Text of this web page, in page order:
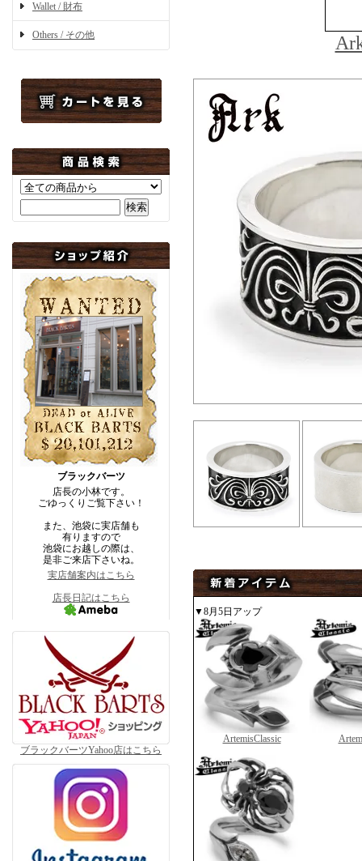
Wallet / 財布
Others / その他
ブラックバーツ
店長の小林です。
ごゆっくりご覧下さい！
また、池袋に実店舗も
有りますので
池袋にお越しの際は、
是非ご来店下さいね。
実店舗案内はこちら
店長日記はこちら
ブラックバーツYahoo店はこちら
▼8月5日アップ
ArtemisClassic